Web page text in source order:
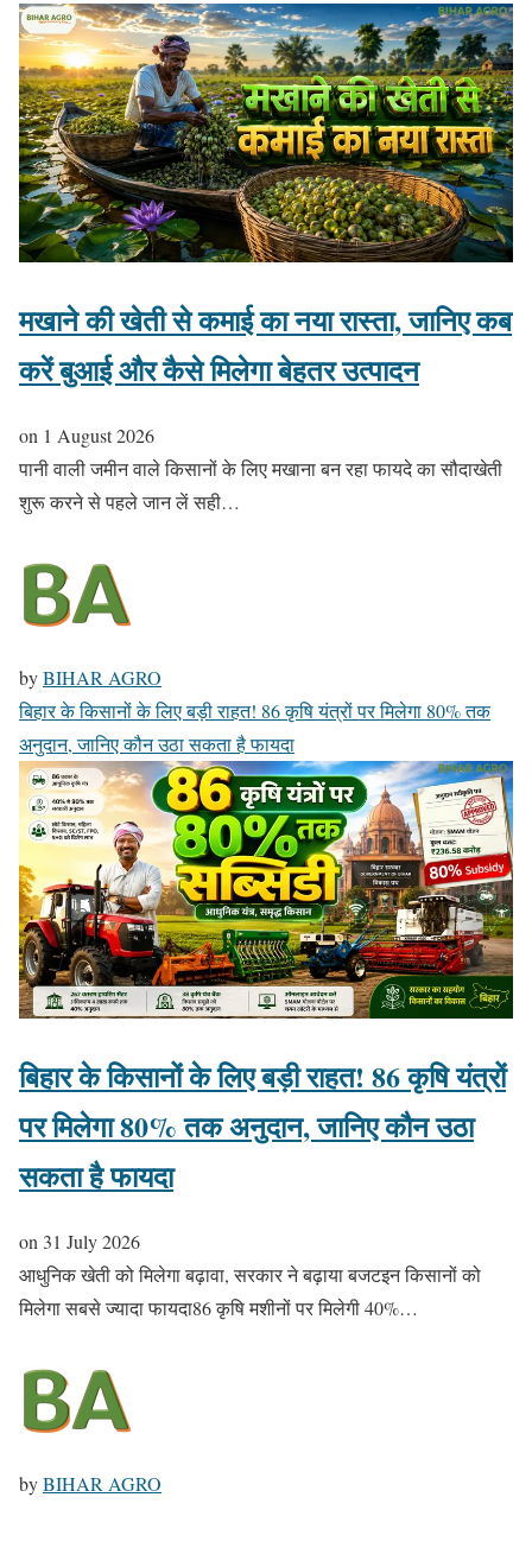
मखाने की खेती से कमाई का नया रास्ता, जानिए कब
करें बुआई और कैसे मिलेगा बेहतर उत्पादन
on 1 August 2026
पानी वाली जमीन वाले किसानों के लिए मखाना बन रहा फायदे का सौदाखेती
शुरू करने से पहले जान लें सही…
byBIHAR AGRO
बिहार के किसानों के लिए बड़ी राहत! 86 कृषि यंत्रों पर मिलेगा 80% तक
अनुदान, जानिए कौन उठा सकता है फायदा
बिहार के किसानों के लिए बड़ी राहत! 86 कृषि यंत्रों
पर मिलेगा 80% तक अनुदान, जानिए कौन उठा
सकता है फायदा
on 31 July 2026
आधुनिक खेती को मिलेगा बढ़ावा, सरकार ने बढ़ाया बजटइन किसानों को
मिलेगा सबसे ज्यादा फायदा86 कृषि मशीनों पर मिलेगी 40%…
byBIHAR AGRO